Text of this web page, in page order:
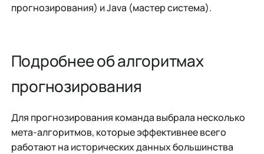
прогнозирования) и Java (мастер система).
Подробнее об алгоритмах
прогнозирования
Для прогнозирования команда выбрала несколько
мета-алгоритмов, которые эффективнее всего
работают на исторических данных большинства